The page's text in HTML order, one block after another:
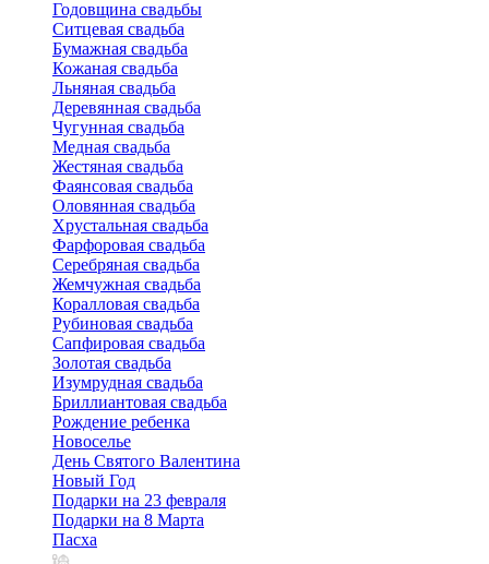
Годовщина свадьбы
Ситцевая свадьба
Бумажная свадьба
Кожаная свадьба
Льняная свадьба
Деревянная свадьба
Чугунная свадьба
Медная свадьба
Жестяная свадьба
Фаянсовая свадьба
Оловянная свадьба
Хрустальная свадьба
Фарфоровая свадьба
Серебряная свадьба
Жемчужная свадьба
Коралловая свадьба
Рубиновая свадьба
Сапфировая свадьба
Золотая свадьба
Изумрудная свадьба
Бриллиантовая свадьба
Рождение ребенка
Новоселье
День Святого Валентина
Новый Год
Подарки на 23 февраля
Подарки на 8 Марта
Пасха